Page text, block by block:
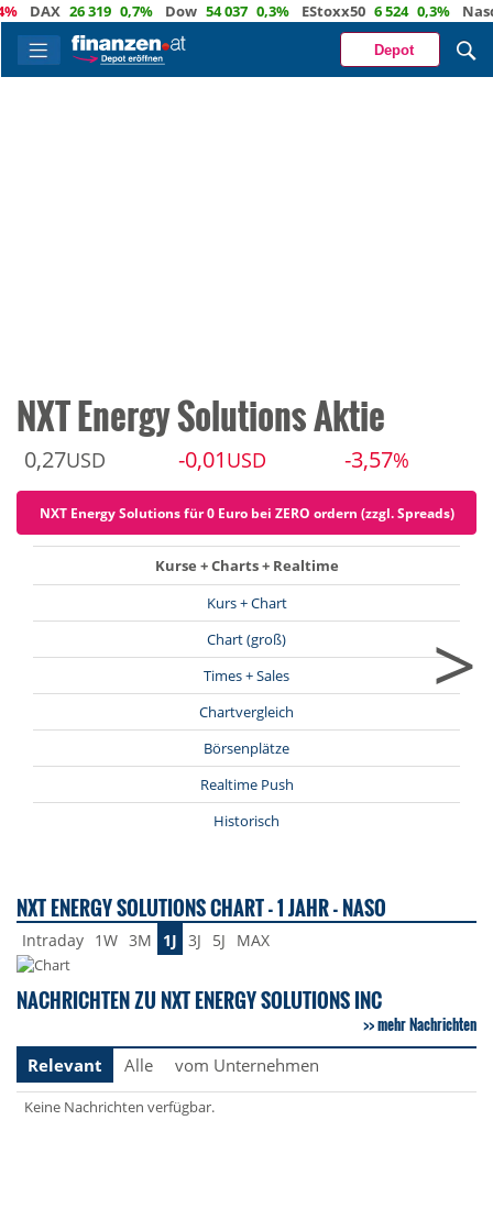
26 319 0,7% Dow 54 037 0,3% EStoxx50 6 524 0,3% Nasdaq
Depot
NXT Energy Solutions Aktie
0,27USD -0,01 USD -3,57%
NXT Energy Solutions für 0 Euro bei ZERO ordern (zzgl. Spreads)
Kurse + Charts + Realtime
Kurs + Chart
Chart (groß)
Times + Sales
Chartvergleich
Börsenplätze
Realtime Push
Historisch
>
NXT ENERGY SOLUTIONS CHART - 1 JAHR - NASO
Intraday 1W 3M 1J 3J 5J MAX
NACHRICHTEN ZU NXT ENERGY SOLUTIONS INC
mehr Nachrichten
Relevant
Alle vom Unternehmen
Keine Nachrichten verfügbar.